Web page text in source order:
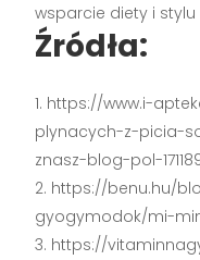
wsparcie diety i
Źródła:
https://www.i-
plynacych-z-picia-
znasz-blog-pol-
https://benu.hu/
gyogymodok/mi-
https://